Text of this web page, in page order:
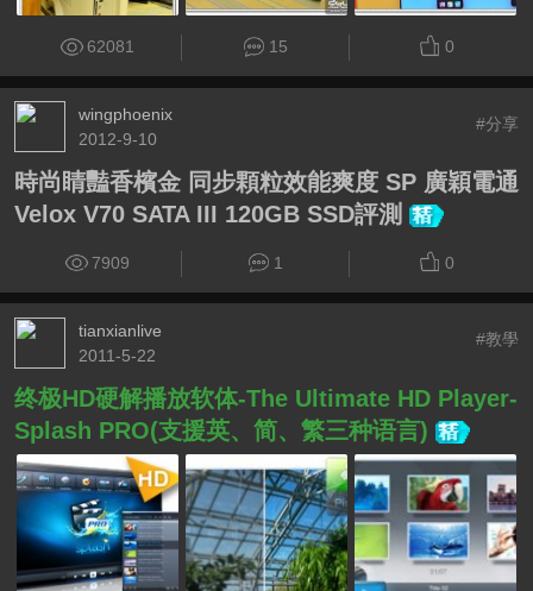
62081 15 0
wingphoenix
2012-9-10
#分享
時尚睛豔香檳金 同步顆粒效能爽度 SP 廣穎電通
Velox V70 SATA III 120GB SSD評測
7909 1 0
tianxianlive
2011-5-22
#教學
终极HD硬解播放软体-The Ultimate HD Player-
Splash PRO(支援英、简、繁三种语言)